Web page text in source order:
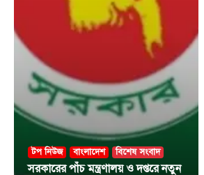
টপ নিউজ বাংলাদেশ বিশেষ সংবাদ
সরকারের পাঁচ মন্ত্রণালয় ও দপ্তরে নতুন